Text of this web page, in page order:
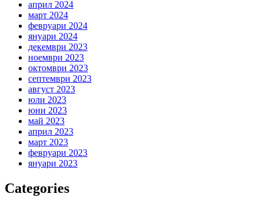
април 2024
март 2024
февруари 2024
януари 2024
декември 2023
ноември 2023
октомври 2023
септември 2023
август 2023
юли 2023
юни 2023
май 2023
април 2023
март 2023
февруари 2023
януари 2023
Categories